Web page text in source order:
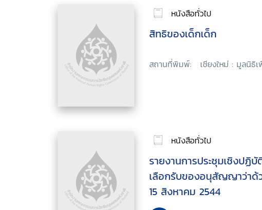
หนังสือทั่วไป
สิทธิของเด็กเด็ก
สถานที่พิมพ์: เชียงใหม่ : มูลนิธิ
หนังสือทั่วไป
รายงานการประชุมเชิงปฏิ
เลือกรับของอนุสัญญาว่าด้
15 สิงหาคม 2544